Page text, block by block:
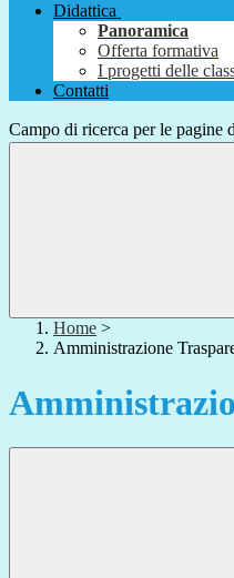
Didattica
Panoramica
Offerta formativa
I progetti delle
Contatti
Campo di ricerca per le pagine
Home >
Amministrazione